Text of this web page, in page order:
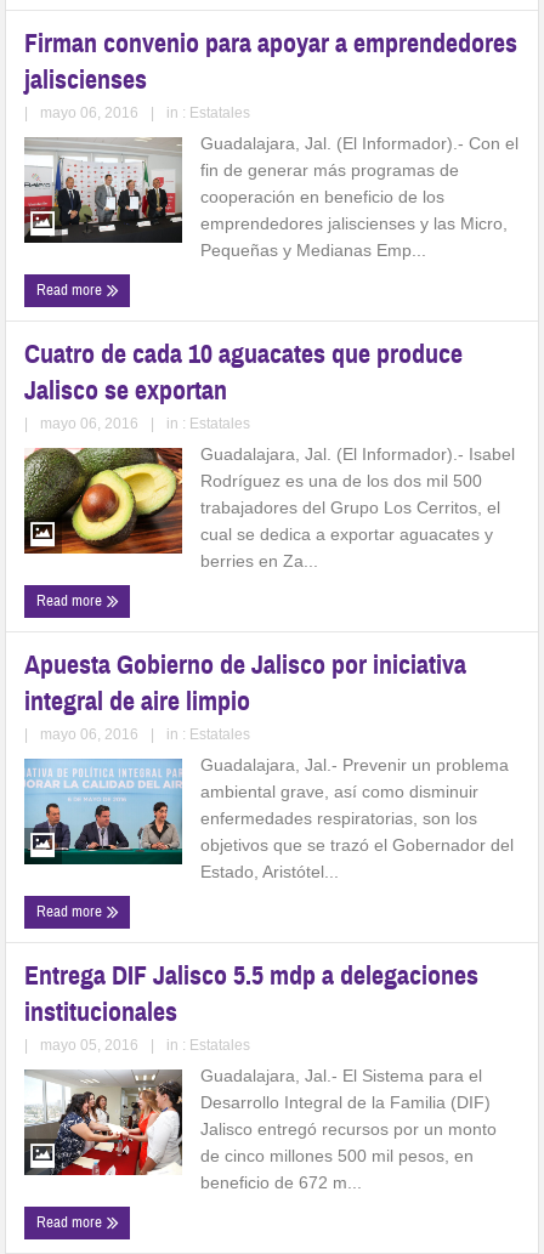
Firman convenio para apoyar a emprendedores
jaliscienses
mayo 06, 2016 in : Estatales
Guadalajara, Jal. (El Informador).- Con el
fin de generar más programas de
cooperación en beneficio de los
emprendedores jaliscienses y las Micro,
Pequeñas y Medianas Emp...
Read more
Cuatro de cada 10 aguacates que produce
Jalisco se exportan
mayo 06, 2016 in : Estatales
Guadalajara, Jal. (El Informador).- Isabel
Rodríguez es una de los dos mil 500
trabajadores del Grupo Los Cerritos, el
cual se dedica a exportar aguacates y
berries en Za...
Read more
Apuesta Gobierno de Jalisco por iniciativa
integral de aire limpio
mayo 06, 2016 in : Estatales
Guadalajara, Jal.- Prevenir un problema
ambiental grave, así como disminuir
enfermedades respiratorias, son los
objetivos que se trazó el Gobernador del
Estado, Aristótel...
Read more
Entrega DIF Jalisco 5.5 mdp a delegaciones
institucionales
mayo 05, 2016 in : Estatales
Guadalajara, Jal.- El Sistema para el
Desarrollo Integral de la Familia (DIF)
Jalisco entregó recursos por un monto
de cinco millones 500 mil pesos, en
beneficio de 672 m...
Read more